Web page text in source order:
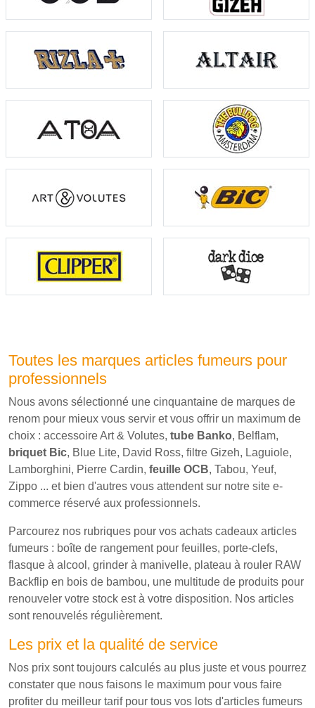
Toutes les marques articles fumeurs pour
professionnels
Nous avons sélectionné une cinquantaine de marques de
renom pour mieux vous servir et vous offrir un maximum de
choix : accessoire Art & Volutes, tube Banko, Belflam,
briquet Bic, Blue Lite, David Ross, filtre Gizeh, Laguiole,
Lamborghini, Pierre Cardin, feuille OCB, Tabou, Yeuf,
Zippo ... et bien d'autres vous attendent sur notre site e-
commerce réservé aux professionnels.
Parcourez nos rubriques pour vos achats cadeaux articles
fumeurs : boîte de rangement pour feuilles, porte-clefs,
flasque à alcool, grinder à manivelle, plateau à rouler RAW
Backflip en bois de bambou, une multitude de produits pour
renouveler votre stock est à votre disposition. Nos articles
sont renouvelés régulièrement.
Les prix et la qualité de service
Nos prix sont toujours calculés au plus juste et vous pourrez
constater que nous faisons le maximum pour vous faire
profiter du meilleur tarif pour tous vos lots d'articles fumeurs